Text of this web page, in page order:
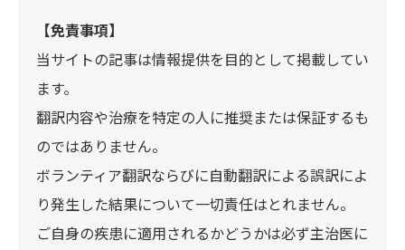
【免責事項】
当サイトの記事は情報提供を目的として掲載してい
ます。
翻訳内容や治療を特定の人に推奨または保証するも
のではありません。
ボランティア翻訳ならびに自動翻訳による誤訳によ
り発生した結果について一切責任はとれません。
ご自身の疾患に適用されるかどうかは必ず主治医に